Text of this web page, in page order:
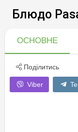
Блюдо
ОСНОВНЕ
Поділитись
Viber